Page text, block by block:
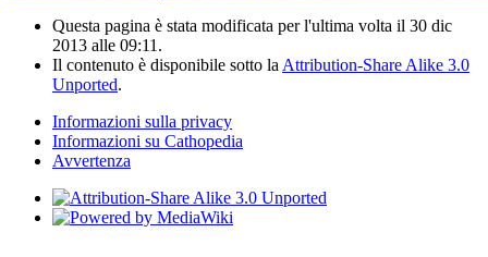
Questa pagina è stata modificata per l'ultima volta il 30 dic
2013 alle 09:11.
Il contenuto è disponibile sotto laAttribution-Share Alike 3.0
Unported.
Informazioni sulla privacy
Informazioni su Cathopedia
Avvertenza